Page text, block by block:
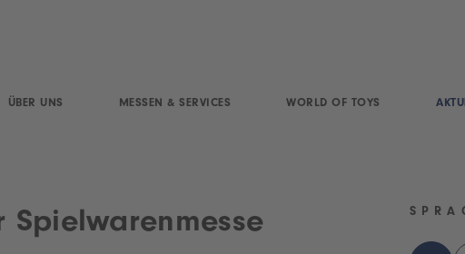
ÜBER UNS MESSEN & SERVICES WORLD OF TOYS
Spielwarenmesse